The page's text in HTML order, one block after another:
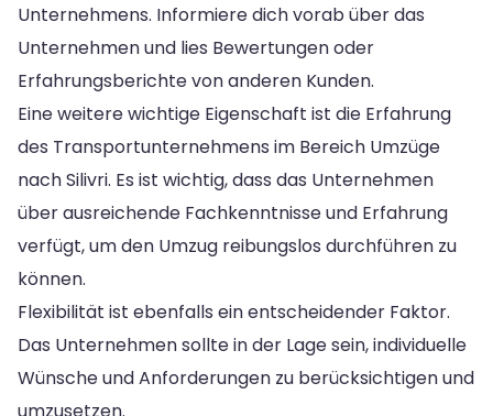
Unternehmens. Informiere dich vorab über das
Unternehmen und lies Bewertungen oder
Erfahrungsberichte von anderen Kunden.
Eine weitere wichtige Eigenschaft ist die Erfahrung
des Transportunternehmens im Bereich Umzüge
nach Silivri. Es ist wichtig, dass das Unternehmen
über ausreichende Fachkenntnisse und Erfahrung
verfügt, um den Umzug reibungslos durchführen zu
können.
Flexibilität ist ebenfalls ein entscheidender Faktor.
Das Unternehmen sollte in der Lage sein, individuelle
Wünsche und Anforderungen zu berücksichtigen und
umzusetzen.